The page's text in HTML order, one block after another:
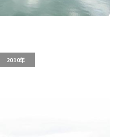
2010年